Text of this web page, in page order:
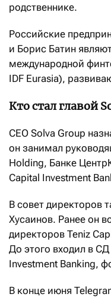
родственнике.
Российские
и Борис Батин
международной
IDF Eurasia),
Кто стал главой
CEO Solva Group
он занимал
Holding, Банке
Capital Investment
В совет директоров
Хусаинов. Ранее он
директоров Teniz
До этого входил в
Investment Banking,
В конце июня